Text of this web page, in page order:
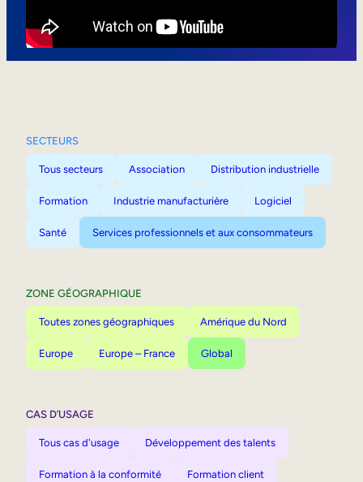
SECTEURS
Tous secteurs Association Distribution industrielle
Formation Industrie manufacturière Logiciel
Santé Services professionnels et aux consommateurs
ZONE GÉOGRAPHIQUE
Toutes zones géographiques Amérique du Nord
Europe Europe – France Global
CAS D’USAGE
Tous cas d'usage Développement des talents
Formation à la conformité Formation client